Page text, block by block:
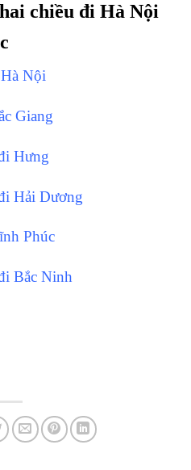
chiều đi Hà Nội
Nội
Giang
Hưng
Hải Dương
Phúc
Bắc Ninh